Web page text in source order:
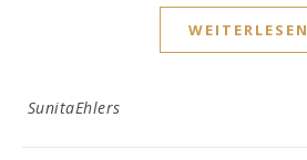
WEITERLESEN
SunitaEhlers